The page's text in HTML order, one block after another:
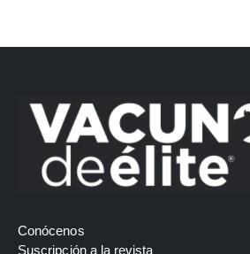
Conócenos
Suscripción a la revista